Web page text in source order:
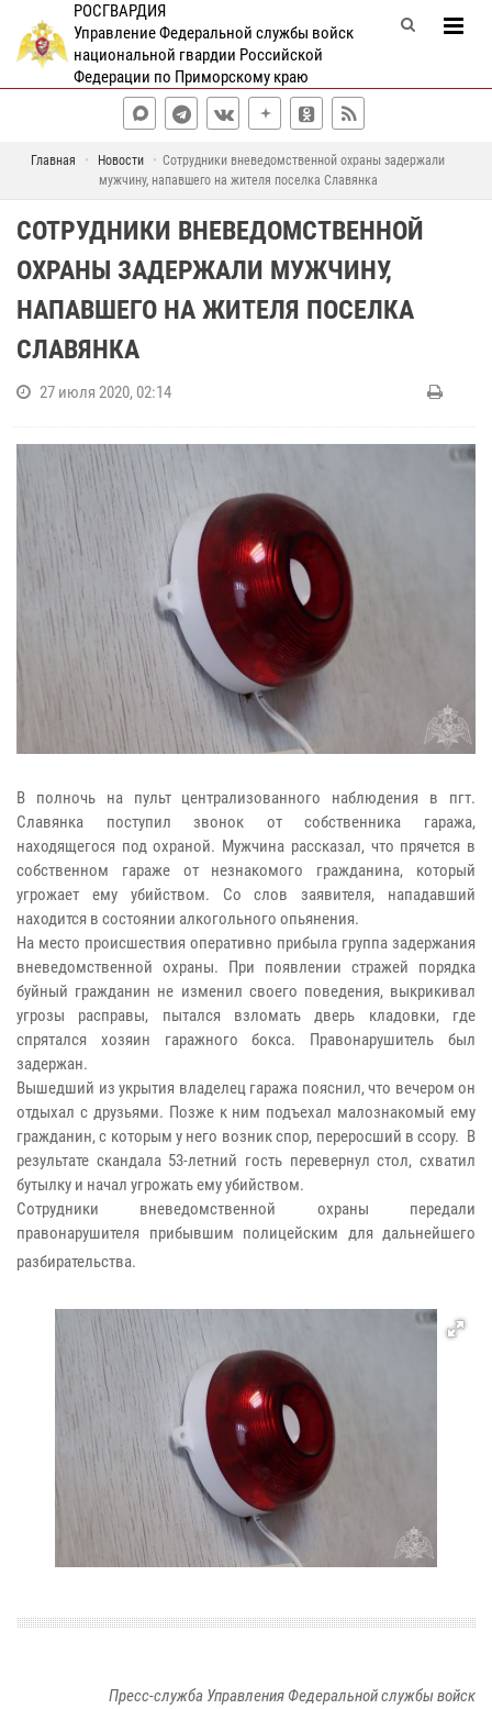
РОСГВАРДИЯ
Управление Федеральной службы войск
национальной гвардии Российской
Федерации по Приморскому краю
Главная Новости
Сотрудники вневедомственной охраны задержали
мужчину, напавшего на жителя поселка Славянка
СОТРУДНИКИ ВНЕВЕДОМСТВЕННОЙ
ОХРАНЫ ЗАДЕРЖАЛИ МУЖЧИНУ,
НАПАВШЕГО НА ЖИТЕЛЯ ПОСЕЛКА
СЛАВЯНКА
27 июля 2020, 02:14
В полночь на пульт централизованного наблюдения в пгт.
Славянка поступил звонок от собственника гаража,
находящегося под охраной. Мужчина рассказал, что прячется в
собственном гараже от незнакомого гражданина, который
угрожает ему убийством. Со слов заявителя, нападавший
находится в состоянии алкогольного опьянения.
На место происшествия оперативно прибыла группа задержания
вневедомственной охраны. При появлении стражей порядка
буйный гражданин не изменил своего поведения, выкрикивал
угрозы расправы, пытался взломать дверь кладовки, где
спрятался хозяин гаражного бокса. Правонарушитель был
задержан.
Вышедший из укрытия владелец гаража пояснил, что вечером он
отдыхал с друзьями. Позже к ним подъехал малознакомый ему
гражданин, с которым у него возник спор, переросший в ссору. В
результате скандала 53-летний гость перевернул стол, схватил
бутылку и начал угрожать ему убийством.
Сотрудники вневедомственной охраны передали
правонарушителя прибывшим полицейским для дальнейшего
разбирательства.
Пресс-служба Управления Федеральной службы войск